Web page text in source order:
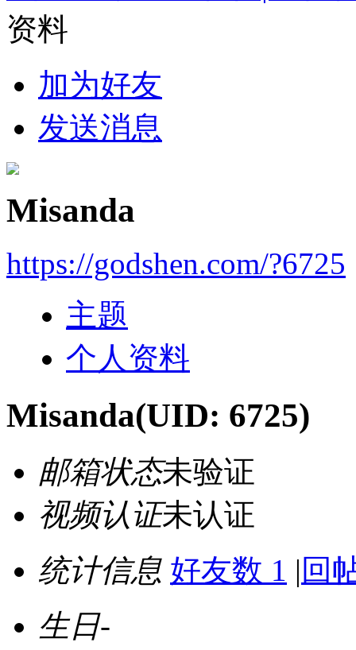
资料
加为好友
发送消息
Misanda
https://godshen.com/?6725
主题
个人资料
Misanda(UID: 6725)
邮箱状态未验证
视频认证未认证
统计信息 好友数 1 | 回
生日-